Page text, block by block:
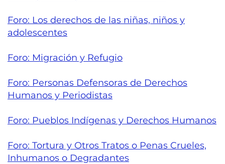
Foro: Los derechos de las niñas, niños y
adolescentes
Foro: Migración y Refugio
Foro: Personas Defensoras de Derechos
Humanos y Periodistas
Foro: Pueblos Indígenas y Derechos Humanos
Foro: Tortura y Otros Tratos o Penas Crueles,
Inhumanos o Degradantes